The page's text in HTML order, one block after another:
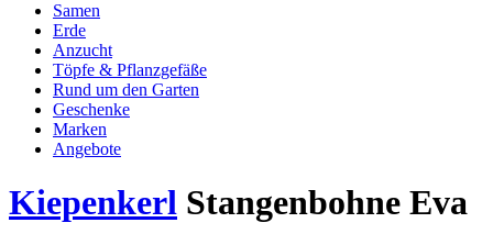
Samen
Erde
Anzucht
Töpfe & Pflanzgefäße
Rund um den Garten
Geschenke
Marken
Angebote
Kiepenkerl Stangenbohne Eva